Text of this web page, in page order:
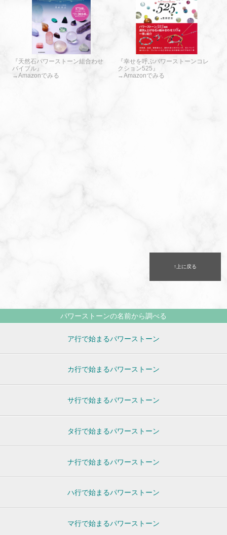
『天然石パワーストーン組合わせ
バイブル』
→Amazonでみる
『幸せを呼ぶパワーストーンコレ
クション525』
→Amazonでみる
↑上に戻る
パワーストーンの名前から調べる
ア行で始まるパワーストーン
カ行で始まるパワーストーン
サ行で始まるパワーストーン
タ行で始まるパワーストーン
ナ行で始まるパワーストーン
ハ行で始まるパワーストーン
マ行で始まるパワーストーン